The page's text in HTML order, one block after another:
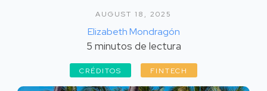
AUGUST 18, 2025
Elizabeth Mondragón
5 minutos de lectura
CRÉDITOS FINTECH